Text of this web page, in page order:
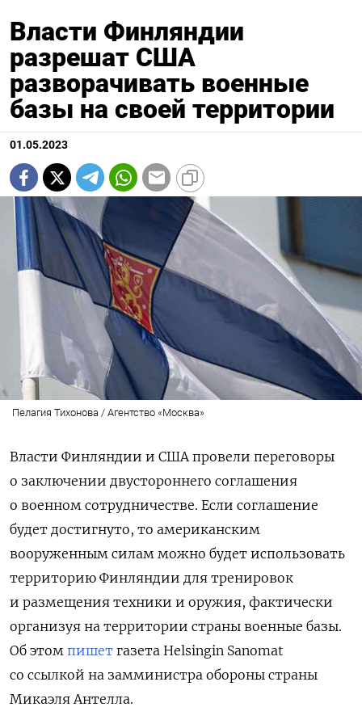
Власти Финляндии
разрешат США
разворачивать военные
базы на своей территории
01.05.2023
Пелагия Тихонова / Агентство «Москва»
Власти Финляндии и США провели переговоры
о заключении двустороннего соглашения
о военном сотрудничестве. Если соглашение
будет достигнуто, то американским
вооруженным силам можно будет использовать
территорию Финляндии для тренировок
и размещения техники и оружия, фактически
организуя на территории страны военные базы.
Об этом пишет газета Helsingin Sanomat
со ссылкой на замминистра обороны страны
Микаэля Антелла.